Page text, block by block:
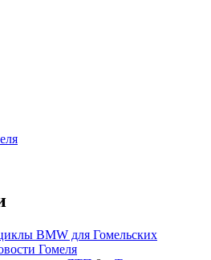
BMW для Гомельских
Гомеля